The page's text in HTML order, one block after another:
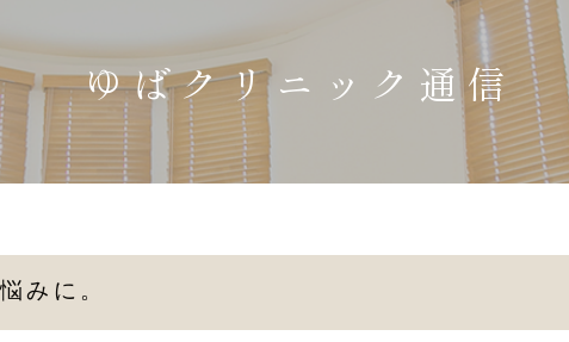
の泌尿器のお悩み お子さまの泌尿器のお悩み ED治療
ゆばクリニック通信
みに。